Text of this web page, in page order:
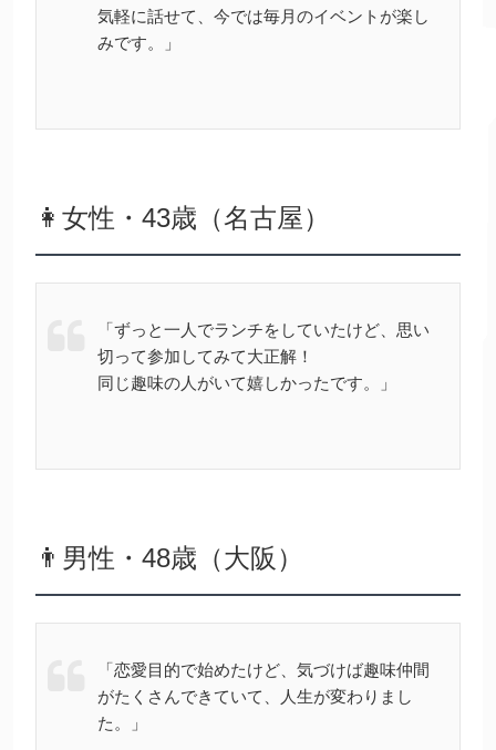
気軽に話せて、今では毎月のイベントが楽し
みです。」
👩女性・43歳（名古屋）
「ずっと一人でランチをしていたけど、思い
切って参加してみて大正解！
同じ趣味の人がいて嬉しかったです。」
👨男性・48歳（大阪）
「恋愛目的で始めたけど、気づけば趣味仲間
がたくさんできていて、人生が変わりまし
た。」